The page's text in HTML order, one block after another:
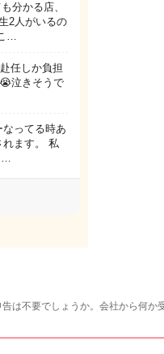
分かる店、
2人がいるの
…
任しか負担
泣きそうで
ってる時あ
れます。 私
…
は不要でしょうか。会社から何か